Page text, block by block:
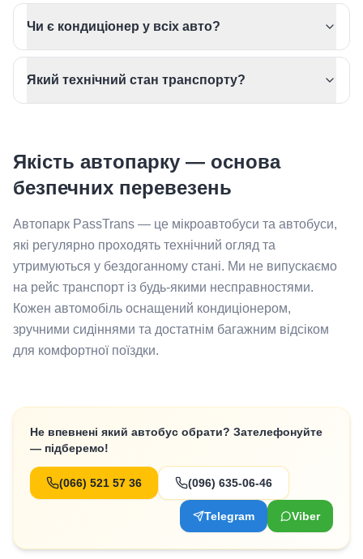
Чи є кондиціонер у всіх авто?
Який технічний стан транспорту?
Якість автопарку — основа
безпечних перевезень
Автопарк PassTrans — це мікроавтобуси та автобуси,
які регулярно проходять технічний огляд та
утримуються у бездоганному стані. Ми не випускаємо
на рейс транспорт із будь-якими несправностями.
Кожен автомобіль оснащений кондиціонером,
зручними сидіннями та достатнім багажним відсіком
для комфортної поїздки.
Не впевнені який автобус обрати? Зателефонуйте
— підберемо!
(066) 521 57 36 (096) 635-06-46
Telegram Viber